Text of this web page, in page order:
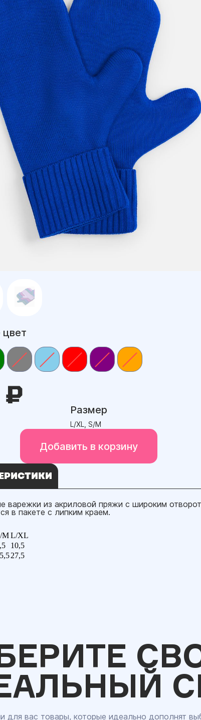
цвет
₽
Размер
L/XL, S/M
Добавить в корзину
варежки из акриловой пряжи с широким
в пакете с липким краем.
M L/XL
10,5
27,5
для вас товары, которые идеально дополнят